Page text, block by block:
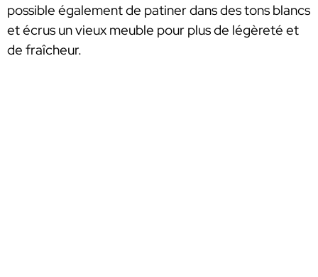
possible également de patiner dans des tons blancs
et écrus un vieux meuble pour plus de légèreté et
de fraîcheur.